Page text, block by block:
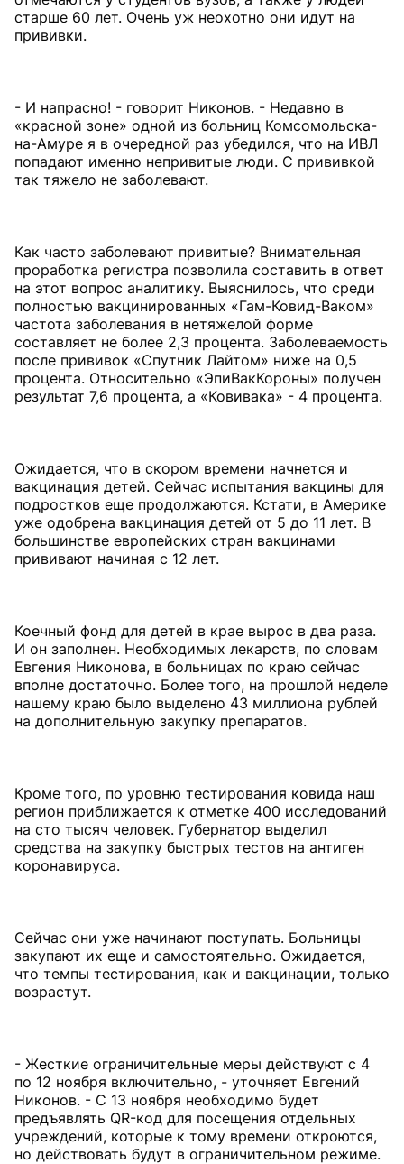
старше 60 лет. Очень уж неохотно они идут на
прививки.
- И напрасно! - говорит Никонов. - Недавно в
«красной зоне» одной из больниц Комсомольска-
на-Амуре я в очередной раз убедился, что на ИВЛ
попадают именно непривитые люди. С прививкой
так тяжело не заболевают.
Как часто заболевают привитые? Внимательная
проработка регистра позволила составить в ответ
на этот вопрос аналитику. Выяснилось, что среди
полностью вакцинированных «Гам-Ковид-Ваком»
частота заболевания в нетяжелой форме
составляет не более 2,3 процента. Заболеваемость
после прививок «Спутник Лайтом» ниже на 0,5
процента. Относительно «ЭпиВакКороны» получен
результат 7,6 процента, а «Ковивака» - 4 процента.
Ожидается, что в скором времени начнется и
вакцинация детей. Сейчас испытания вакцины для
подростков еще продолжаются. Кстати, в Америке
уже одобрена вакцинация детей от 5 до 11 лет. В
большинстве европейских стран вакцинами
прививают начиная с 12 лет.
Коечный фонд для детей в крае вырос в два раза.
И он заполнен. Необходимых лекарств, по словам
Евгения Никонова, в больницах по краю сейчас
вполне достаточно. Более того, на прошлой неделе
нашему краю было выделено 43 миллиона рублей
на дополнительную закупку препаратов.
Кроме того, по уровню тестирования ковида наш
регион приближается к отметке 400 исследований
на сто тысяч человек. Губернатор выделил
средства на закупку быстрых тестов на антиген
коронавируса.
Сейчас они уже начинают поступать. Больницы
закупают их еще и самостоятельно. Ожидается,
что темпы тестирования, как и вакцинации, только
возрастут.
- Жесткие ограничительные меры действуют с 4
по 12 ноября включительно, - уточняет Евгений
Никонов. - С 13 ноября необходимо будет
предъявлять QR-код для посещения отдельных
учреждений, которые к тому времени откроются,
но действовать будут в ограничительном режиме.